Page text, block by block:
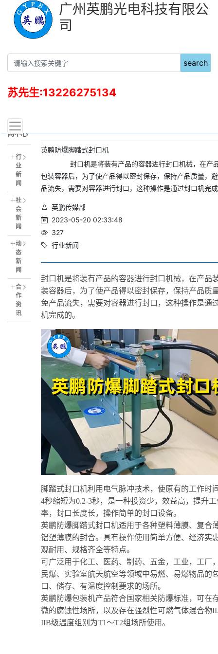
广州英鹏光电科技有限公
司
search
苏先生:13226275134
新
闻中心
行
业
新
闻
社
会
新
闻
动
态
新
闻
合
作
资
讯
英鹏防爆脚踏式封口机
封口机是将装有产品的容器进行封口机械，在产
包装容器后，为了使产品得以密封保存，保持产品质量，
品流失，需要对容器进行封口，这种操作是通过封口机完
英鹏传媒部
2023-05-20 02:33:48
327
行业新闻
封口机是将装有产品的容器进行封口机械，在产品
装容器后，为了使产品得以密封保存，保持产品质
免产品流失，需要对容器进行封口，这种操作是通
机完成的。
脚踏式封口机利用电气脉冲技术，使原有的工作时
4秒缩短为0.2-3秒，是一种投资少，效益高，提升
率，封口长度长，操作简单的封口设备。
英鹏防爆脚踏式封口机适用于各种塑料薄膜、复合
铝塑薄膜的封合。具有操作使用简单方便、经济实
观耐用、规格齐全等特点。
可广泛用于化工、医药、制药、五金，工业，工厂
民爆、实验室航天航空等领域中易燃、易爆物品的
口、储存、有温度控制要求的场所。
英鹏防爆包装机产品符合国家相关防爆标准，可在
微的腐蚀性场所，以及存在强烈性可燃气体混合物
IIB级温度组别为T1～T2组场所使用。